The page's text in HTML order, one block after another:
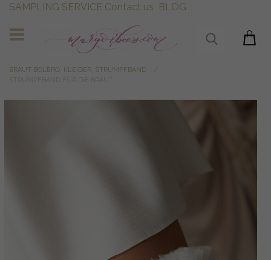
SAMPLING SERVICE Contact us BLOG
BRAUT BOLERO, KLEIDER, STRUMPFBAND